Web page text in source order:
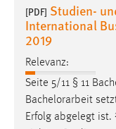
[PDF] Studien-
International
2019
Relevanz:
Seite 5/11 § 11
Bachelorarbeit
Erfolg abgelegt ist.
site-language-
Zweck:
Das Cookie